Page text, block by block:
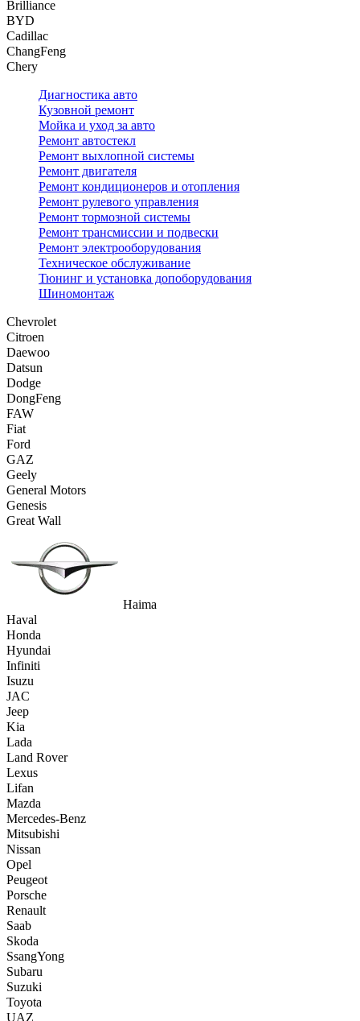
Brilliance
BYD
Cadillac
ChangFeng
Chery
Диагностика авто
Кузовной ремонт
Мойка и уход за авто
Ремонт автостекл
Ремонт выхлопной системы
Ремонт двигателя
Ремонт кондиционеров и отопления
Ремонт рулевого управления
Ремонт тормозной системы
Ремонт трансмиссии и подвески
Ремонт электрооборудования
Техническое обслуживание
Тюнинг и установка допоборудования
Шиномонтаж
Chevrolet
Citroen
Daewoo
Datsun
Dodge
DongFeng
FAW
Fiat
Ford
GAZ
Geely
General Motors
Genesis
Great Wall
Haima
Haval
Honda
Hyundai
Infiniti
Isuzu
JAC
Jeep
Kia
Lada
Land Rover
Lexus
Lifan
Mazda
Mercedes-Benz
Mitsubishi
Nissan
Opel
Peugeot
Porsche
Renault
Saab
Skoda
SsangYong
Subaru
Suzuki
Toyota
UAZ